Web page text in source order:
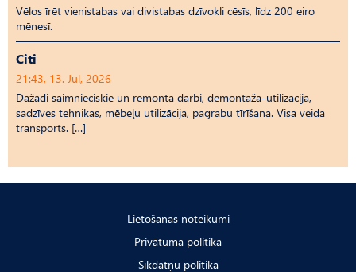
Vēlos īrēt vienistabas vai divistabas dzīvokli cēsīs, līdz 200 eiro
mēnesī.
Citi
21:43, 13. Jūl, 2026
Dažādi saimnieciskie un remonta darbi, demontāža-utilizācija,
sadzīves tehnikas, mēbeļu utilizācija, pagrabu tīrīšana. Visa veida
transports. […]
Lietošanas noteikumi
Privātuma politika
Sīkdatņu politika